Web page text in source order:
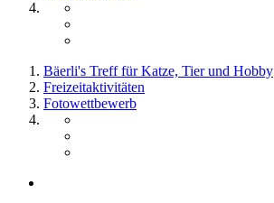
Bäerli's Treff für Katze, Tier und Hobby
Freizeitaktivitäten
Fotowettbewerb